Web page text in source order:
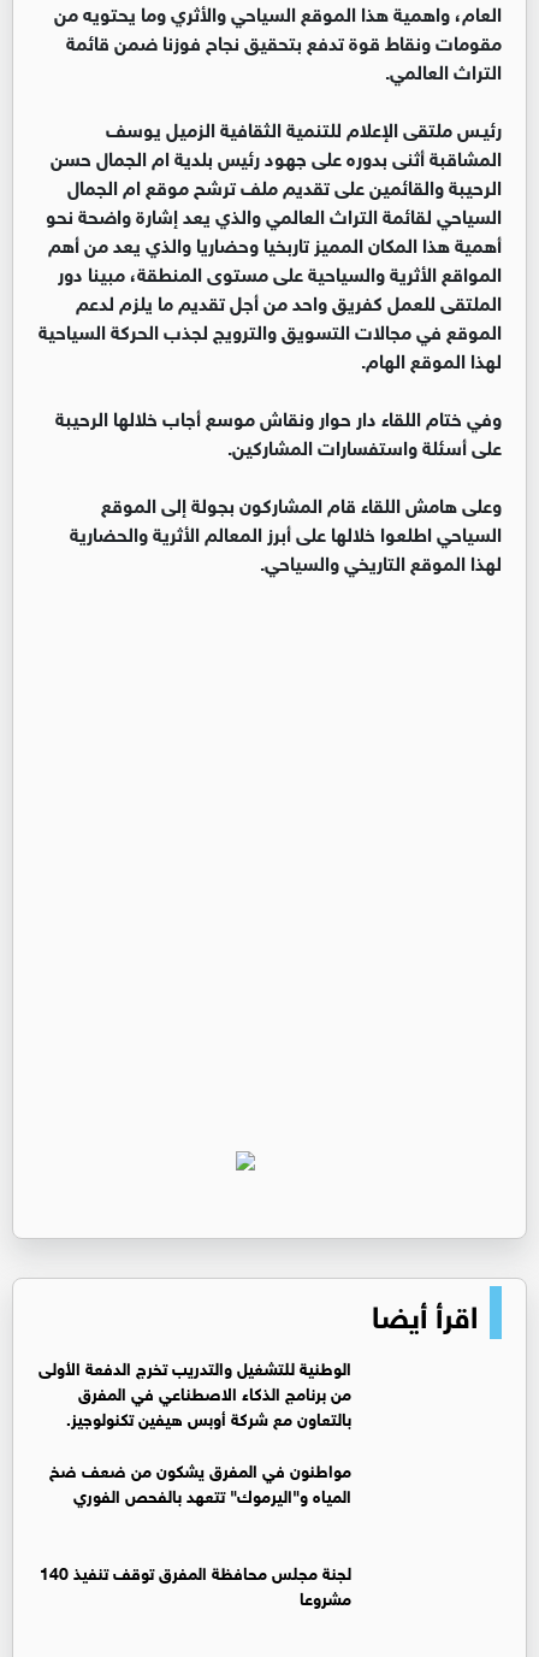
العام، واهمية هذا الموقع السياحي والأثري وما يحتويه من
مقومات ونقاط قوة تدفع بتحقيق نجاح فوزنا ضمن قائمة
التراث العالمي.
رئيـس ملتقى الإعلام للتنمية الثقافية الزميل يوسف
المشاقبة أثنى بدوره على جهود رئيس بلدية ام الجمال حسن
الرحيبة والقائمين على تقديم ملف ترشح موقع ام الجمال
السياحي لقائمة التراث العالمي والذي يعد إشارة واضحة نحو
أهمية هذا المكان المميز تاربخيا وحضاريا والذي يعد من أهم
المواقع الأثرية والسياحية على مستوى المنطقة، مبينا دور
الملتقى للعمل كفريق واحد من أجل تقديم ما يلزم لدعم
الموقع في مجالات التسويق والترويج لجذب الحركة السياحية
لهذا الموقع الهام.
وفي ختام اللقاء دار حوار ونقاش موسع أجاب خلالها الرحيبة
على أسئلة واستفسارات المشاركين.
وعلى هامش اللقاء قام المشاركون بجولة إلى الموقع
السياحي اطلعوا خلالها على أبرز المعالم الأثرية والحضارية
لهذا الموقع التاريخي والسياحي.
اقرأ أيضا
الوطنية للتشغيل والتدريب تخرج الدفعة الأولى
من برنامج الذكاء الاصطناعي في المفرق
بالتعاون مع شركة أوبس هيفين تكنولوجيز.
مواطنون في المفرق يشكون من ضعف ضخ
المياه و"اليرموك" تتعهد بالفحص الفوري
لجنة مجلس محافظة المفرق توقف تنفيذ 140
مشروعا